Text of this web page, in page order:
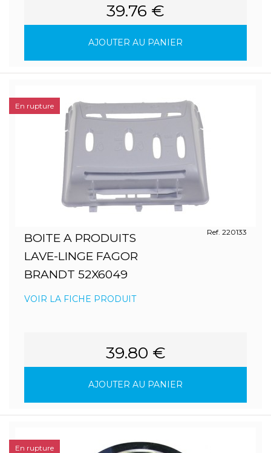
39.76 €
AJOUTER AU PANIER
BOITE A PRODUITS
LAVE-LINGE FAGOR
BRANDT 52X6049
Ref. 220133
VOIR LA FICHE PRODUIT
39.80 €
AJOUTER AU PANIER
En rupture
En rupture